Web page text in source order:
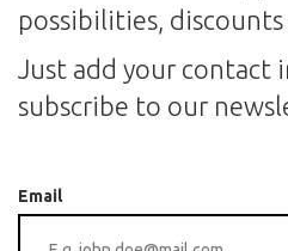
possibilities, discounts
Just add your contact
subscribe to our
Email